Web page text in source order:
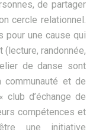
de partager
cercle relationnel.
une cause qui
(lecture, randonnée,
de danse sont
et de
d’échange de
compétences et
une initiative